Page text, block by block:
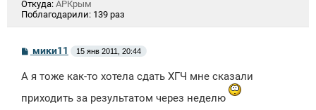
Откуда: АРКрым
Поблагодарили: 139 раз
С
о
б
е
мики11 15 янв 2011, 20:44
А я тоже как-то хотела сдать ХГЧ мне сказали
приходить за результатом через неделю